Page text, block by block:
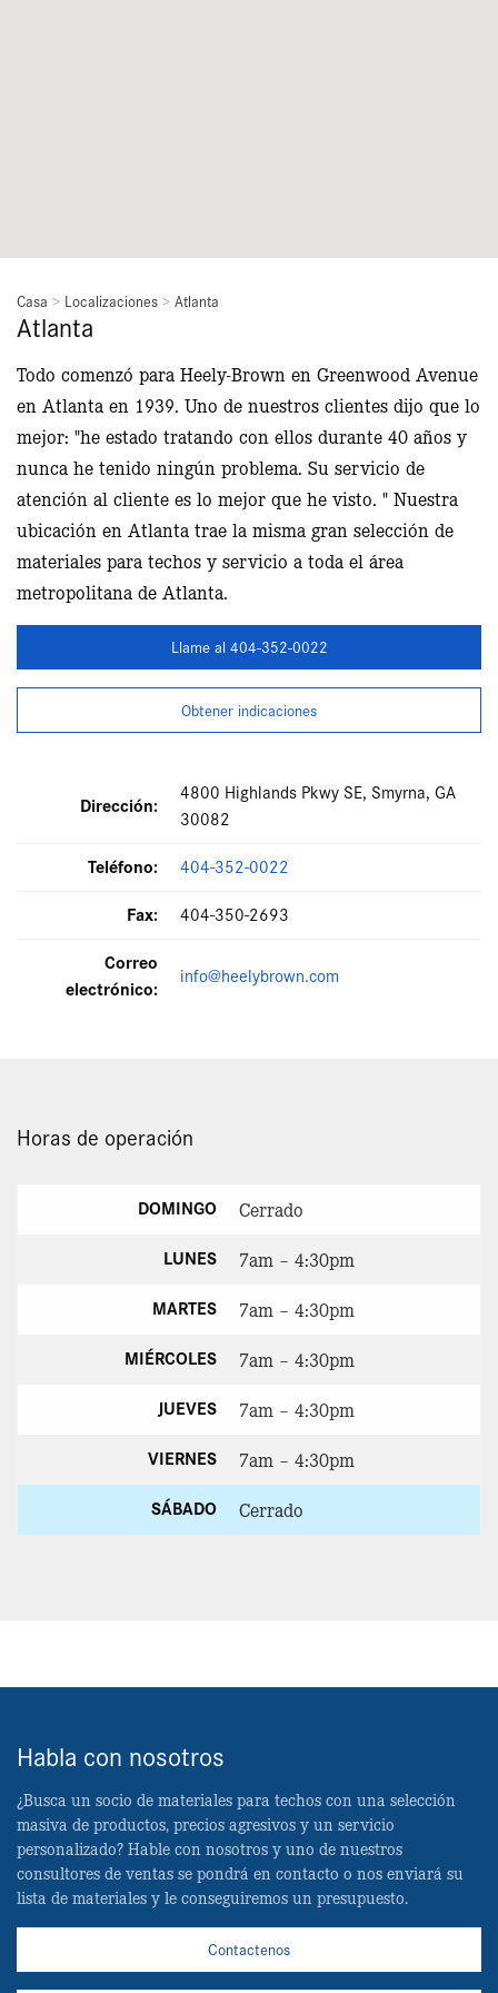
Casa > Localizaciones > Atlanta
Atlanta
Todo comenzó para Heely-Brown en Greenwood Avenue
en Atlanta en 1939. Uno de nuestros clientes dijo que lo
mejor: "he estado tratando con ellos durante 40 años y
nunca he tenido ningún problema. Su servicio de
atención al cliente es lo mejor que he visto. " Nuestra
ubicación en Atlanta trae la misma gran selección de
materiales para techos y servicio a toda el área
metropolitana de Atlanta.
Llame al 404-352-0022
Obtener indicaciones
Dirección:
4800 Highlands Pkwy SE, Smyrna, GA
30082
Teléfono:
404-352-0022
Fax:
404-350-2693
Correo
electrónico:
info@heelybrown.com
Horas de operación
DOMINGO Cerrado
LUNES 7am – 4:30pm
MARTES 7am – 4:30pm
MIÉRCOLES 7am – 4:30pm
JUEVES 7am – 4:30pm
VIERNES 7am – 4:30pm
SÁBADO Cerrado
Habla con nosotros
¿Busca un socio de materiales para techos con una selección
masiva de productos, precios agresivos y un servicio
personalizado? Hable con nosotros y uno de nuestros
consultores de ventas se pondrá en contacto o nos enviará su
lista de materiales y le conseguiremos un presupuesto.
Contactenos